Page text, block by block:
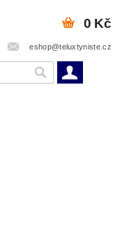
eshop@teluxtyniste.cz
0 Kč